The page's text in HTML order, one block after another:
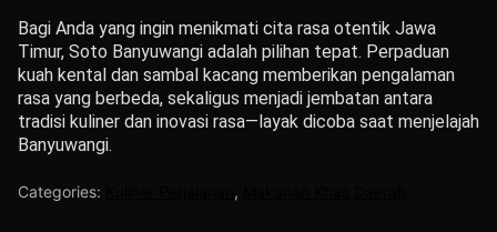
Bagi Anda yang ingin menikmati cita rasa otentik Jawa
Timur, Soto Banyuwangi adalah pilihan tepat. Perpaduan
kuah kental dan sambal kacang memberikan pengalaman
rasa yang berbeda, sekaligus menjadi jembatan antara
tradisi kuliner dan inovasi rasa—layak dicoba saat menjelajah
Banyuwangi.
Categories: ,